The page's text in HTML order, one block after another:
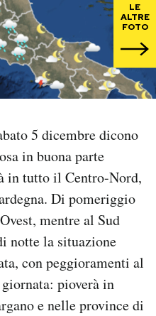
LE
ALTRE
FOTO
5 dicembre dicono
in buona parte
in tutto il Centro-Nord,
Di pomeriggio
mentre al Sud
notte la situazione
con peggioramenti al
pioverà in
e nelle province di